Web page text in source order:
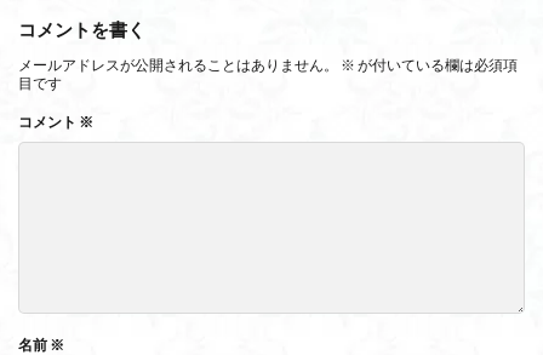
コメントを書く
メールアドレスが公開されることはありません。 ※ が付いている欄は必須項
目です
コメント ※
名前 ※